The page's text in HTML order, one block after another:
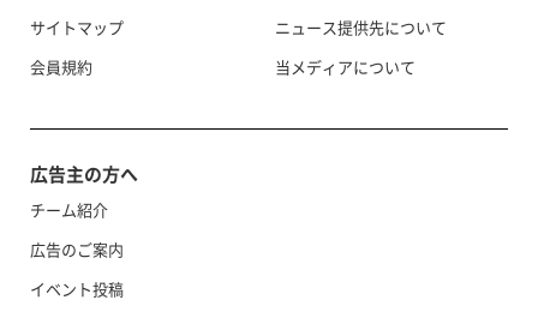
サイトマップ
会員規約
ニュース提供先について
当メディアについて
広告主の方へ
チーム紹介
広告のご案内
イベント投稿